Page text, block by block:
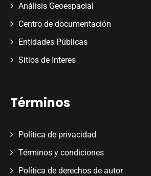
Análisis Geoespacial
Centro de documentación
Entidades Públicas
Sitios de Interes
Términos
Política de privacidad
Términos y condiciones
Política de derechos de autor